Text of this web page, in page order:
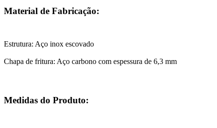
Material de Fabricação:
Estrutura: Aço inox escovado
Chapa de fritura: Aço carbono com espessura de 6,3 mm
Medidas do Produto: